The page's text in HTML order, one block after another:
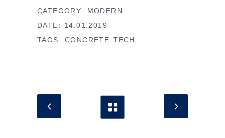
CATEGORY:
MODERN
DATE:
14.01.2019
TAGS: CONCRETE TECH